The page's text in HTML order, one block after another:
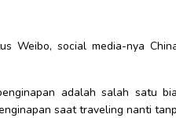
Weibo, social media-nya
adalah salah satu
saat traveling nanti